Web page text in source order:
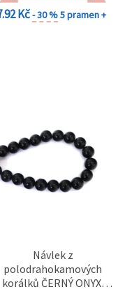
Kč- 30 %5 pramen +
Návlek z
polodrahokamových
korálků ČERNÝ ONYX,